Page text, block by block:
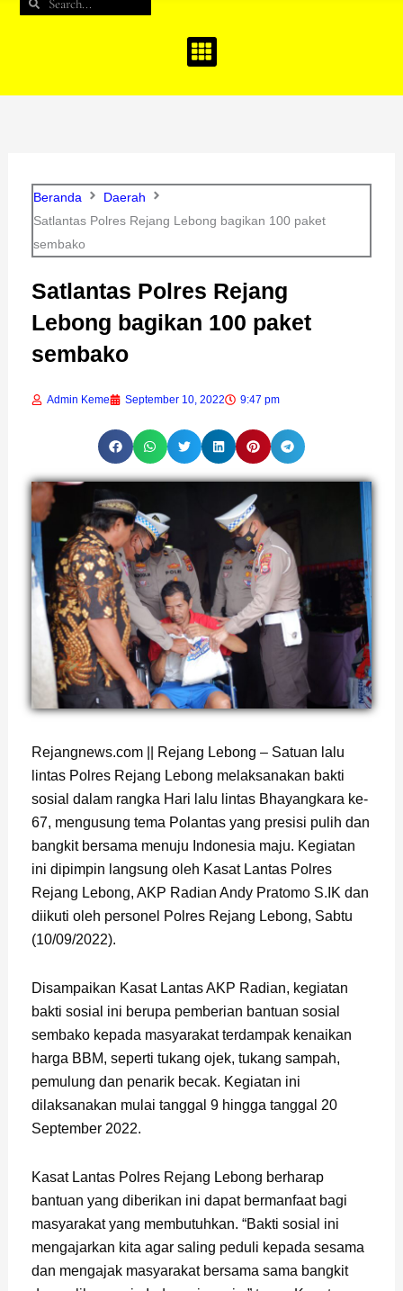
Beranda
Daerah
Satlantas Polres Rejang Lebong bagikan 100 paket
sembako
Satlantas Polres Rejang
Lebong bagikan 100 paket
sembako
Admin Keme September 10, 2022 9:47 pm
Rejangnews.com || Rejang Lebong – Satuan lalu
lintas Polres Rejang Lebong melaksanakan bakti
sosial dalam rangka Hari lalu lintas Bhayangkara ke-
67, mengusung tema Polantas yang presisi pulih dan
bangkit bersama menuju Indonesia maju. Kegiatan
ini dipimpin langsung oleh Kasat Lantas Polres
Rejang Lebong, AKP Radian Andy Pratomo S.IK dan
diikuti oleh personel Polres Rejang Lebong, Sabtu
(10/09/2022).
Disampaikan Kasat Lantas AKP Radian, kegiatan
bakti sosial ini berupa pemberian bantuan sosial
sembako kepada masyarakat terdampak kenaikan
harga BBM, seperti tukang ojek, tukang sampah,
pemulung dan penarik becak. Kegiatan ini
dilaksanakan mulai tanggal 9 hingga tanggal 20
September 2022.
Kasat Lantas Polres Rejang Lebong berharap
bantuan yang diberikan ini dapat bermanfaat bagi
masyarakat yang membutuhkan. “Bakti sosial ini
mengajarkan kita agar saling peduli kepada sesama
dan mengajak masyarakat bersama sama bangkit